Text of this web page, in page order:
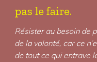
pas le faire.
Résister au besoin de
de la volonté, car ce
de tout ce qui entrave